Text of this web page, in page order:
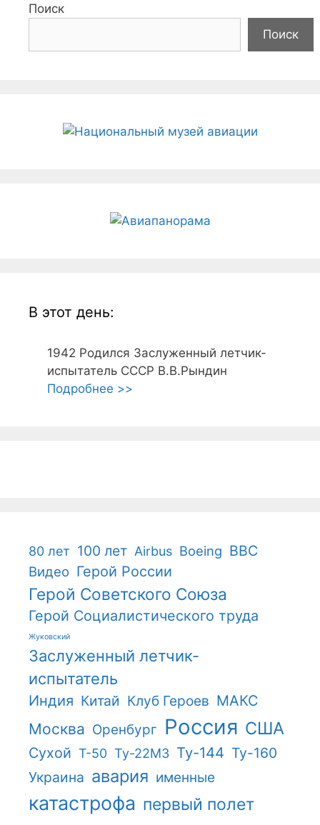
Поиск
Поиск
В этот день:
1942 Родился Заслуженный летчик-
испытатель СССР В.В.Рындин
Подробнее >>
80 лет 100 лет Airbus Boeing ВВС
Видео Герой России
Герой Советского Союза
Герой Социалистического труда
Жуковский
Заслуженный летчик-
испытатель
Индия Китай Клуб Героев МАКС
Москва Оренбург Россия США
Сухой Т-50 Ту-22М3 Ту-144 Ту-160
Украина авария именные
катастрофа первый полет